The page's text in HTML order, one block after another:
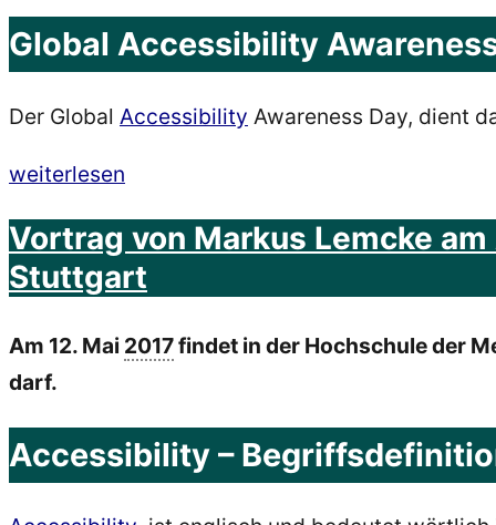
Lemcke
ist
Inklusion
von
in
die
Global Accessibility
Der Global Accessibility Awareness Day, dient
„Global
Awareness
Day
weiterlesen
Vortrag von Markus Lemcke
Stuttgart
Am 12. Mai 2017findet in der Hochschule der
darf.
Accessibility –